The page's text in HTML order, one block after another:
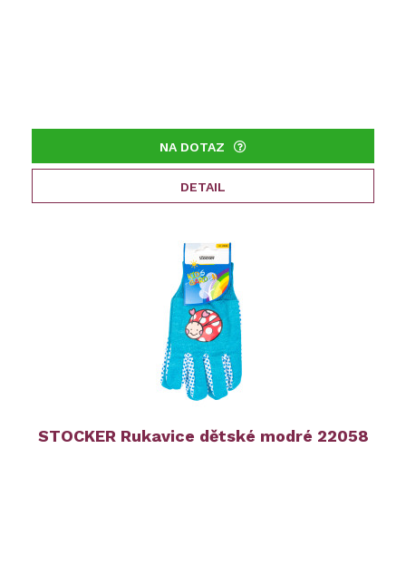
NA DOTAZ
DETAIL
STOCKER Rukavice dětské modré 22058